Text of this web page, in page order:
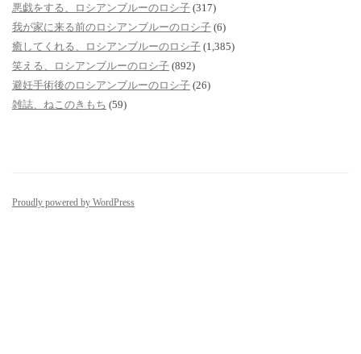
悪戯をする、ロシアンブルーのロシ子 (317)
我が家に来る前のロシアンブルーのロシ子 (6)
癒してくれる、ロシアンブルーのロシ子 (1,385)
笑える、ロシアンブルーのロシ子 (892)
避妊手術後のロシアンブルーのロシ子 (26)
雑誌、ねこのきもち (59)
Proudly powered by WordPress